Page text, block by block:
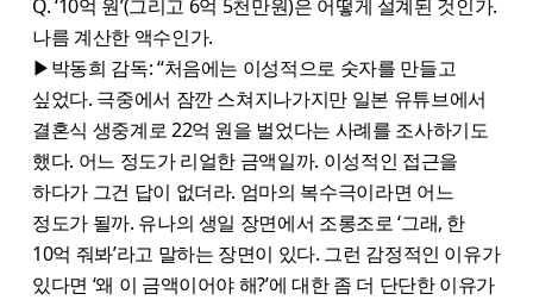
Q. ‘10억 원’(그리고 6억 5천만원)은 어떻게 설계된 것인가.
나름 계산한 액수인가.
▶박동희 감독: “처음에는 이성적으로 숫자를 만들고
싶었다. 극중에서 잠깐 스쳐지나가지만 일본 유튜브에서
결혼식 생중계로 22억 원을 벌었다는 사례를 조사하기도
했다. 어느 정도가 리얼한 금액일까. 이성적인 접근을
하다가 그건 답이 없더라. 엄마의 복수극이라면 어느
정도가 될까. 유나의 생일 장면에서 조롱조로 ‘그래, 한
10억 줘봐’라고 말하는 장면이 있다. 그런 감정적인 이유가
있다면 ‘왜 이 금액이어야 해?’에 대한 좀 더 단단한 이유가